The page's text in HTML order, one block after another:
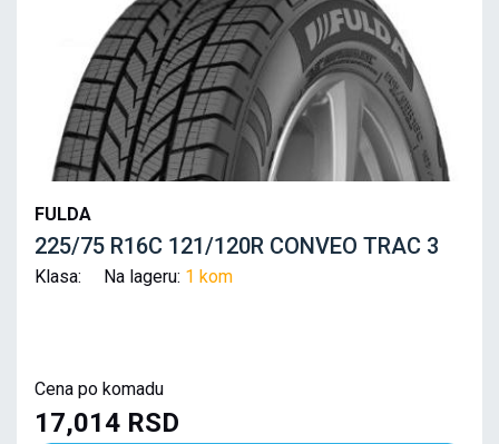
FULDA
225/75 R16C 121/120R CONVEO TRAC 3
Klasa: Na lageru: 1 kom
Cena po komadu
17,014 RSD